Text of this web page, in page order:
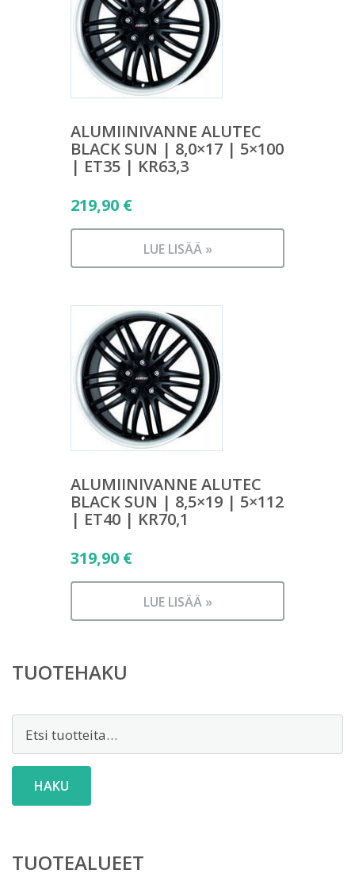
ALUMIINIVANNE ALUTEC
BLACK SUN | 8,0×17 | 5×100
| ET35 | KR63,3
219,90 €
LUE LISÄÄ »
ALUMIINIVANNE ALUTEC
BLACK SUN | 8,5×19 | 5×112
| ET40 | KR70,1
319,90 €
LUE LISÄÄ »
TUOTEHAKU
HAKU
TUOTEALUEET